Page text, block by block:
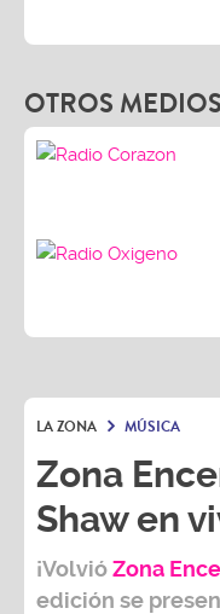
OTROS MEDIOS
LA ZONA MÚSICA
Zona
Shaw en
¡VolvióZona
edición se